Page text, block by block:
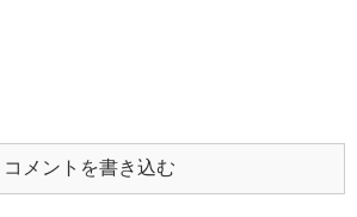
コメントを書き込む